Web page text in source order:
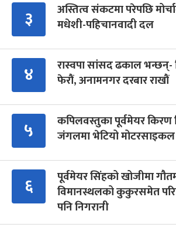
३
अस्तित्व संकटमा परेपछि
मधेशी-पहिचानवादी दल
४
रास्वपा सांसद ढकाल भन्छन्-
फेरौं, अनामनगर दरबार राखौं
५
कपिलवस्तुका पूर्वमेयर किरण
जंगलमा भेटियो मोटरसाइकल
६
पूर्वमेयर सिंहको खोजीमा
विमानस्थलको कुकुरसमेत
पनि निगरानी